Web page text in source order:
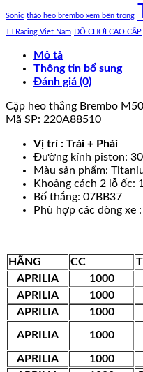
Sonic tháo heo brembo xem bên trong
TTRacing Viet Nam ĐỒ CHƠI CAO CẤP
Mô tả
Thông tin bổ sung
Đánh giá (0)
Cặp heo thắng Brembo
Mã SP: 220A88510
Vị trí : Trái + Phải
Đường kính piston:
Màu sản phẩm:
Khoảng cách 2 lỗ ốc:
Bố thắng: 07BB37
Phù hợp các dòng xe :
HÃNG CC
APRILIA
1000
APRILIA
1000
APRILIA
1000
APRILIA 1000
APRILIA 1000